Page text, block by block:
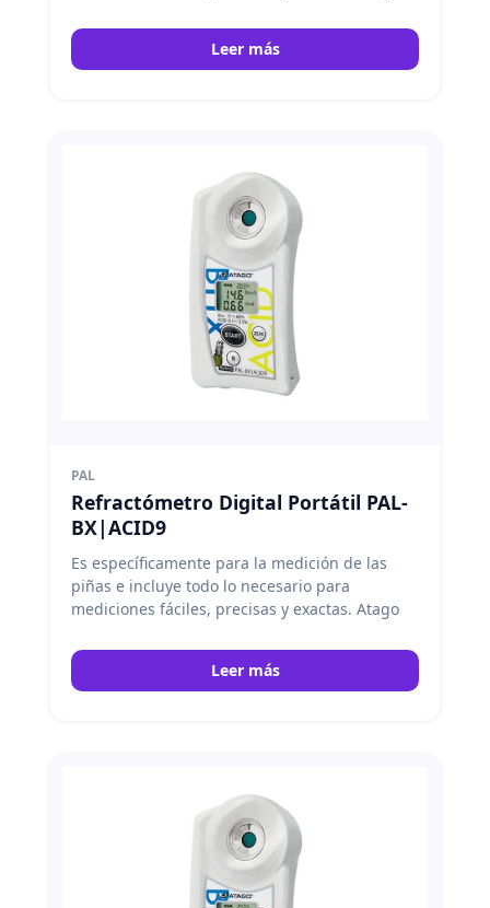
Leer más
PAL
Refractómetro Digital Portátil PAL-
BX|ACID9
Es específicamente para la medición de las
piñas e incluye todo lo necesario para
mediciones fáciles, precisas y exactas. Atago
Leer más